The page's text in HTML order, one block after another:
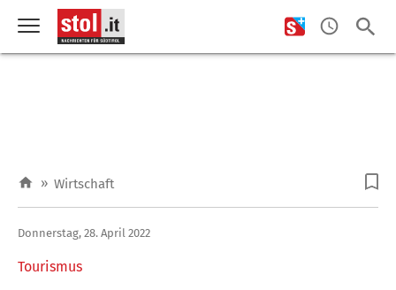
» Wirtschaft
Tourismus
Donnerstag, 28. April 2022